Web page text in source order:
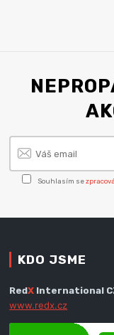
Souhlasím se
KDO JSME
RedX International
www.redx.cz